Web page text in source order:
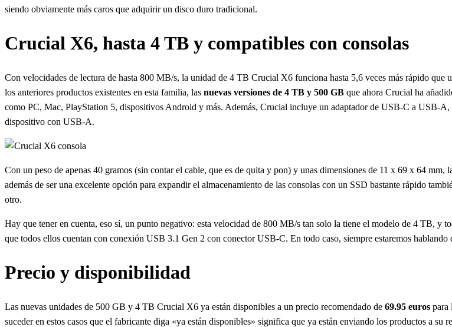
siendo obviamente más caros que adquirir un disco duro tradicional.
Crucial X6, hasta 4 TB y compatibles con consolas
Con velocidades de lectura de hasta 800 MB/s, la unidad de 4 TB Crucial X6 funciona hasta 5,6 veces más rápido
los anteriores productos existentes en esta familia, las nuevas versiones de 4 TB y 500 GB que ahora Crucial ha
como PC, Mac, PlayStation 5, dispositivos Android y más. Además, Crucial incluye un adaptador de USB-C a USB-
dispositivo con USB-A.
Con un peso de apenas 40 gramos (sin contar el cable, que es de quita y pon) y unas dimensiones de 11 x 69 x 64
además de ser una excelente opción para expandir el almacenamiento de las consolas con un SSD bastante rápido
otro.
Hay que tener en cuenta, eso sí, un punto negativo: esta velocidad de 800 MB/s tan solo la tiene el modelo de 4 TB, y
que todos ellos cuentan con conexión USB 3.1 Gen 2 con conector USB-C. En todo caso, siempre estaremos
Precio y disponibilidad
Las nuevas unidades de 500 GB y 4 TB Crucial X6 ya están disponibles a un precio recomendado de 69.95 euros para
suceder en estos casos que el fabricante diga «ya están disponibles» significa que ya están enviando los productos a su